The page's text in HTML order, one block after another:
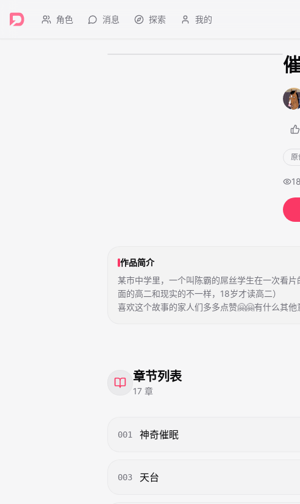
角色 消息 探索 我的
原
作品简介
某市中学里，一个叫陈霸的屌丝学生在一次看
面的高二和现实的不一样，18岁才读高二）
喜欢这个故事的家人们多多点赞🤗🤗有什么其
章节列表
17 章
001 神奇催眠
003 天台